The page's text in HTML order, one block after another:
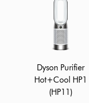
Dyson Purifier
Hot+Cool HP1
(HP11)